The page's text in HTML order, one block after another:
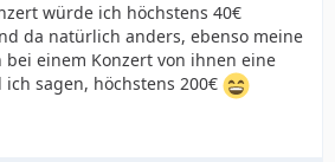
würde ich höchstens 40€
da natürlich anders, ebenso meine
bei einem Konzert von ihnen eine
sagen, höchstens 200€